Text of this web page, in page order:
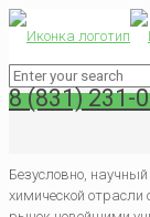
8 (831) 231-
0
4 эффективных
разных
Безусловно,
химической отрасли